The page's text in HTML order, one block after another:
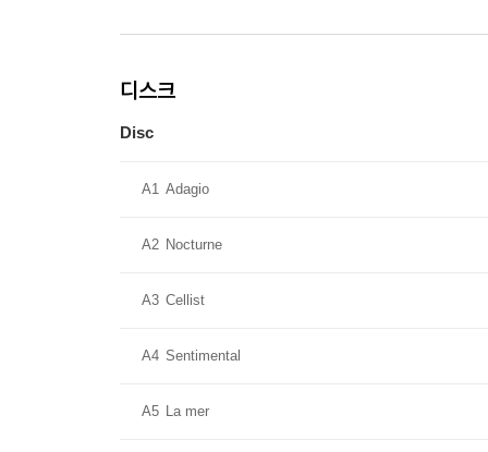
디스크
Disc
A1 Adagio
A2 Nocturne
A3 Cellist
A4 Sentimental
A5 La mer